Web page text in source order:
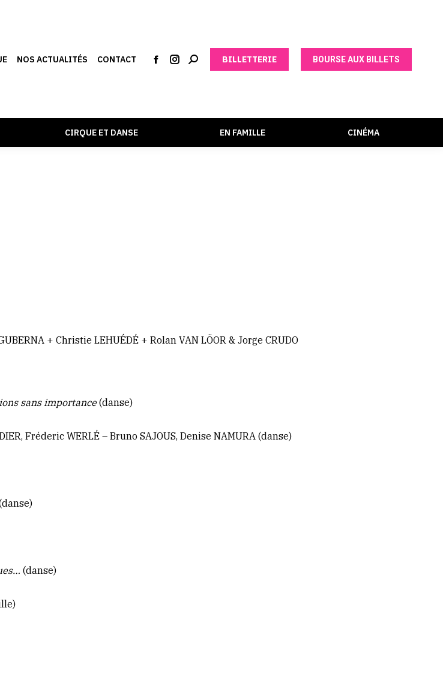
NOS ACTUALITÉS CONTACT BILLETTERIE BOURSE AUX BILLETS
CIRQUE ET DANSE EN FAMILLE CINÉMA
+ Christie LEHUÉDÉ + Rolan VAN LÖOR & Jorge CRUDO
sans importance(danse)
Fréderic WERLÉ – Bruno SAJOUS, Denise NAMURA (danse)
(danse)